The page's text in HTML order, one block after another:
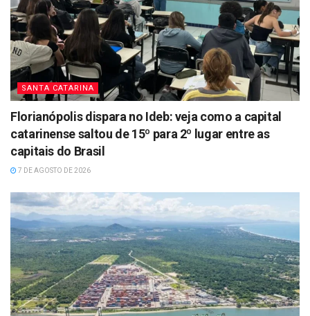
SANTA CATARINA
Florianópolis dispara no Ideb: veja como a capital
catarinense saltou de 15º para 2º lugar entre as
capitais do Brasil
7 DE AGOSTO DE 2026